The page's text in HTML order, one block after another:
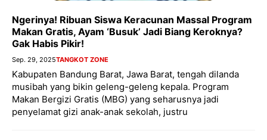
Ngerinya! Ribuan Siswa Keracunan Massal Program
Makan Gratis, Ayam ‘Busuk’ Jadi Biang Keroknya?
Gak Habis Pikir!
Sep. 29, 2025TANGKOT ZONE
Kabupaten Bandung Barat, Jawa Barat, tengah dilanda
musibah yang bikin geleng-geleng kepala. Program
Makan Bergizi Gratis (MBG) yang seharusnya jadi
penyelamat gizi anak-anak sekolah, justru